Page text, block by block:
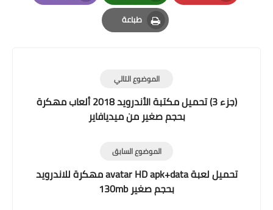
Pinterest
Whatsapp
Email
طباعة
Print
الموضوع التالي
(جزء 3) تحميل مكتبة الأندرويد 2018 ألعاب مهكرة
بحجم صغير من ميديافاير
الموضوع السابق
تحميل لعبة avatar HD apk+data مهكرة للاندرويد
بحجم صغير 130mb